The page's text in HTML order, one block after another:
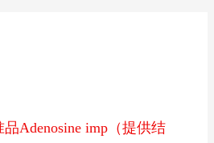
Adenosine imp（提供结